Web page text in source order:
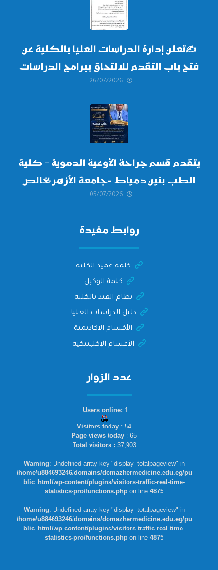
✍تعلن إدارة الدراسات العليا بالكلية عن
فتح باب التقدم للالتحاق ببرامج الدراسات
العليا لدورة
أكتوبر 2026،
26/07/2026
يتقدم قسم جراحة الأوعية الدموية – كلية
الطب بنين دمياط -جامعة الأزهر بخالص
التهنئة وأصدق الأمنيات إلى الأستاذ
05/07/2026
روابط مفيدة
كلمة عميد الكلية
كلمة الوكيل
نظام القيد بالكلية
دليل الدراسات العليا
الأقسام الاكاديمية
الأقسام الإكلينيكية
عدد الزوار
Users online: 1
Visitors today : 54
Page views today : 65
Total visitors : 37,903
Warning: Undefined array key "display_totalpageview" in
/home/u884693246/domains/domazhermedicine.edu.eg/pu
blic_html/wp-content/plugins/visitors-traffic-real-time-
statistics-pro/functions.php on line 4875
Warning: Undefined array key "display_totalpageview" in
/home/u884693246/domains/domazhermedicine.edu.eg/pu
blic_html/wp-content/plugins/visitors-traffic-real-time-
statistics-pro/functions.php on line 4875